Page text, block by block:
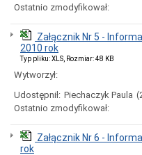
Ogłoszenia
na
najem
nieruchomości
PREZYDENTA
RP
2025
ARCHIWUM
Ostatnio zmodyfikował:
Załącznik Nr 5 -
2010 rok
Typ pliku: XLS, Rozmiar: 48 KB
Wytworzył:
Udostępnił: Piechaczyk Paula
Ostatnio zmodyfikował:
Załącznik Nr 6 -
rok